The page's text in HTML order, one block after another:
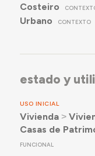
Costeiro
Urbano CONTEXTO
estado y
USO INICIAL
Vivienda˃
Casas de
FUNCIONAL